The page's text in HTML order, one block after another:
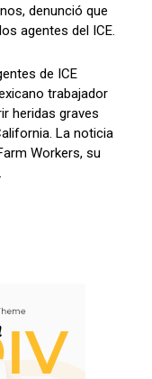
denunció que
agentes del ICE.
de ICE
trabajador
heridas graves
La noticia
Workers, su